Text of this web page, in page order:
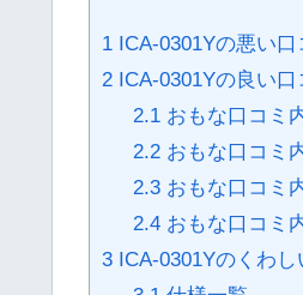
1 ICA-0301Yの悪い口
2 ICA-0301Yの良い口
2.1おもな口コミ
2.2おもな口コミ
2.3おもな口コミ
2.4おもな口コミ
3 ICA-0301Yのくわし